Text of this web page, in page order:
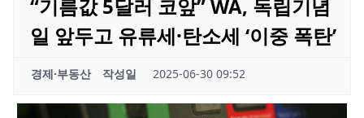
“기름값 5달러 코앞” WA, 독립기념
일 앞두고 유류세·탄소세 ‘이중 폭탄’
경제·부동산 작성일 2025-06-30 09:52